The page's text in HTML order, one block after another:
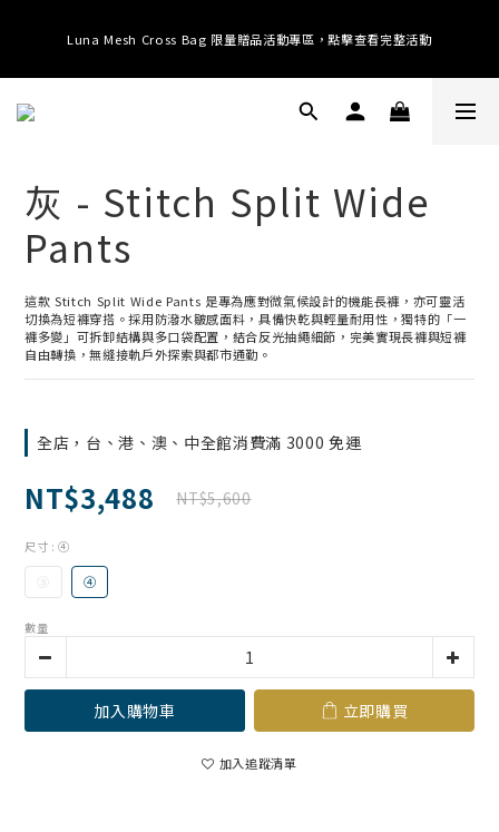
球)
Luna Mesh Cross Bag 限量贈品活動專區，點擊查看完整活動
提供全球運送；消費滿 $3000 即享免運 (台港澳中)；滿 $10500 即享免運 (全
灰 - Stitch Split Wide
Pants
這款 Stitch Split Wide Pants 是專為應對微氣候設計的機能長褲，亦可靈活
切換為短褲穿搭。採用防潑水皺感面料，具備快乾與輕量耐用性，獨特的「一
褲多變」可拆卸結構與多口袋配置，結合反光抽繩細節，完美實現長褲與短褲
自由轉換，無縫接軌戶外探索與都市通勤。
全店，台、港、澳、中全館消費滿 3000 免運
NT$3,488 NT$5,600
尺寸 : ④
③ ④
數量
加入購物車 立即購買
加入追蹤清單